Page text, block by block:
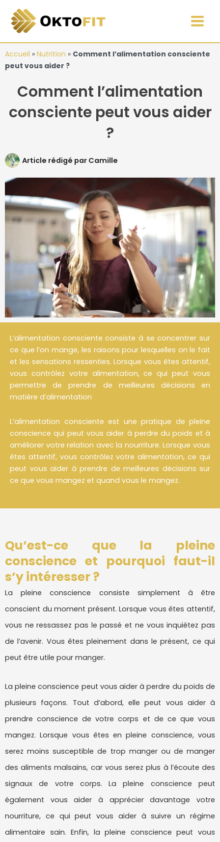
contenu
Accueil » Nutrition » Comment l’alimentation consciente
peut vous aider ?
Comment l’alimentation
consciente peut vous aider
?
Article rédigé par Camille
L’alimentation consciente consiste à se concentrer sur
ce que l’on mange, les raisons pour lesquelles on le fait
et les sensations ressenties. Lorsque vous êtes attentif,
vous contrôlez votre alimentation, ce qui peut vous
permettre de prendre de meilleures décisions en
matière d’alimentation
L’alimentation consciente est une pratique de pleine
conscience qui peut vous aider à perdre du poids et à
améliorer votre relation avec la nourriture. Lorsque vous
êtes attentif, vous contrôlez votre alimentation, ce qui
peut vous aider à prendre de meilleures décisions sur
ce que vous mangez et quand vous le mangez.
Qu’est-ce que la pleine
conscience et pourquoi faut-il
s’y intéresser ?
La pleine conscience consiste simplement à être
conscient du moment présent. Lorsque vous êtes attentif,
vous ne ressassez pas le passé et ne vous inquiétez pas
de l’avenir. Vous êtes pleinement dans le présent, ce qui
peut être utile pour manger.
La pleine conscience peut vous aider à perdre du poids de
plusieurs façons. Tout d’abord, elle peut vous aider à
prendre conscience de votre corps et de ce que vous
mangez. Lorsque vous êtes en pleine conscience, vous
serez moins susceptible de trop manger ou de manger
des aliments malsains, car vous serez plus à l’écoute des
signaux de votre corps. La pleine conscience peut
également vous aider à apprécier davantage votre
nourriture, ce qui peut vous aider à suivre un régime
alimentaire sain. Enfin, la pleine conscience peut vous